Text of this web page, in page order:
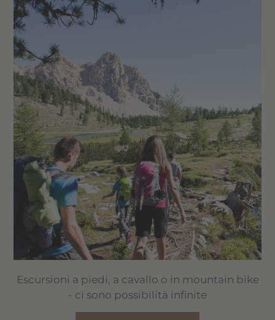
Escursioni a piedi, a cavallo o in mountain bike
- ci sono possibilità infinite